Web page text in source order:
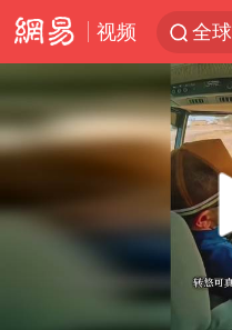
视频
台
四
出
秋